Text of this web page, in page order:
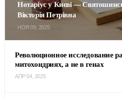
Нотаріус у Києві —
Вікторія Петрівна
НОЯ 09, 2025
Революционное исследование
митохондриях, а не в генах
АПР 04, 2025